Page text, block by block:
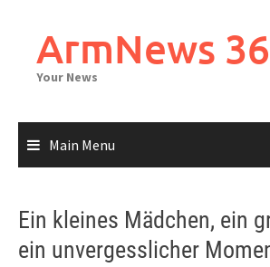
contentArmNews
Your News
Main Menu
Ein kleines Mädchen, ein
ein unvergesslicher